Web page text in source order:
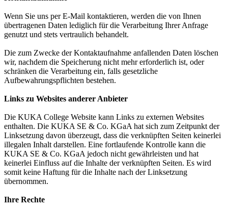
Wenn Sie uns per E-Mail kontaktieren, werden die von Ihnen
übertragenen Daten lediglich für die Verarbeitung Ihrer Anfrage
genutzt und stets vertraulich behandelt.
Die zum Zwecke der Kontaktaufnahme anfallenden Daten löschen
wir, nachdem die Speicherung nicht mehr erforderlich ist, oder
schränken die Verarbeitung ein, falls gesetzliche
Aufbewahrungspflichten bestehen.
Links zu Websites anderer Anbieter
Die KUKA College Website kann Links zu externen Websites
enthalten. Die KUKA SE & Co. KGaA hat sich zum Zeitpunkt der
Linksetzung davon überzeugt, dass die verknüpften Seiten keinerlei
illegalen Inhalt darstellen. Eine fortlaufende Kontrolle kann die
KUKA SE & Co. KGaA jedoch nicht gewährleisten und hat
keinerlei Einfluss auf die Inhalte der verknüpften Seiten. Es wird
somit keine Haftung für die Inhalte nach der Linksetzung
übernommen.
Ihre Rechte